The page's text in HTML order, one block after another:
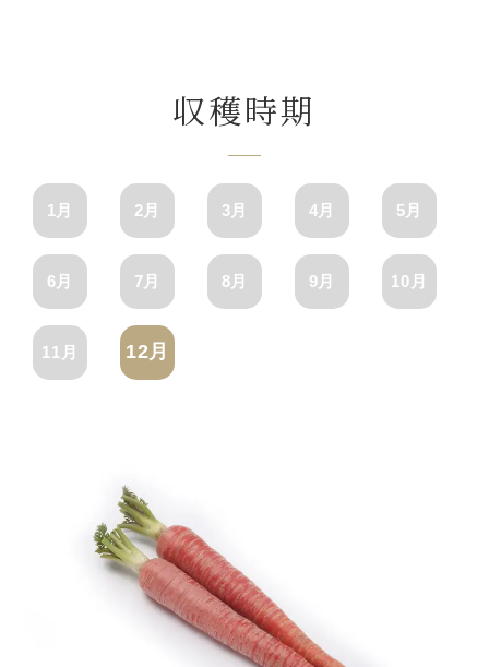
収穫時期
1月 2月 3月 4月 5月
6月 7月 8月 9月 10月
11月 12月